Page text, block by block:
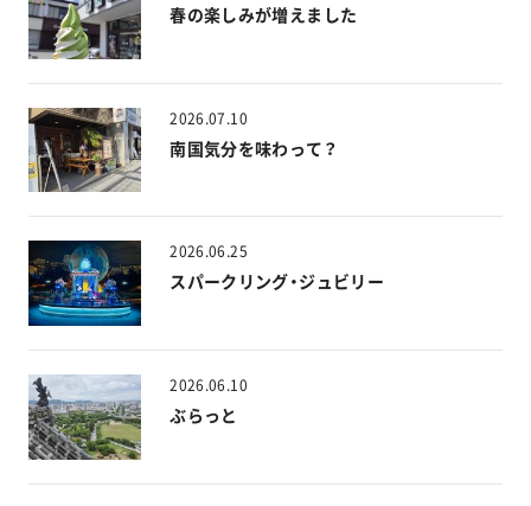
春の楽しみが増えました
2026.07.10
南国気分を味わって？
2026.06.25
スパークリング・ジュビリー
2026.06.10
ぶらっと